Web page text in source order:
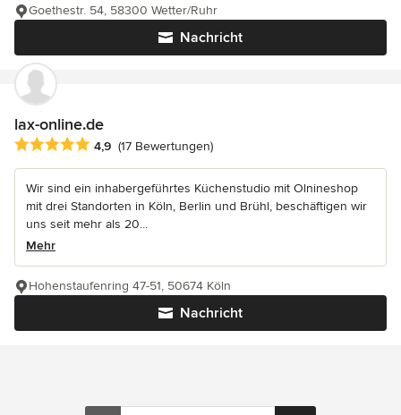
Nachricht
Goethestr. 54, 58300 Wetter/Ruhr
lax-online.de
Durchschnittliche Bewertung: 4.9 von 5 Sternen
4,9 (17 Bewertungen)
Wir sind ein inhabergeführtes Küchenstudio mit Olnineshop
mit drei Standorten in Köln, Berlin und Brühl, beschäftigen wir
uns seit mehr als 20...
Mehr
Nachricht
Hohenstaufenring 47-51, 50674 Köln